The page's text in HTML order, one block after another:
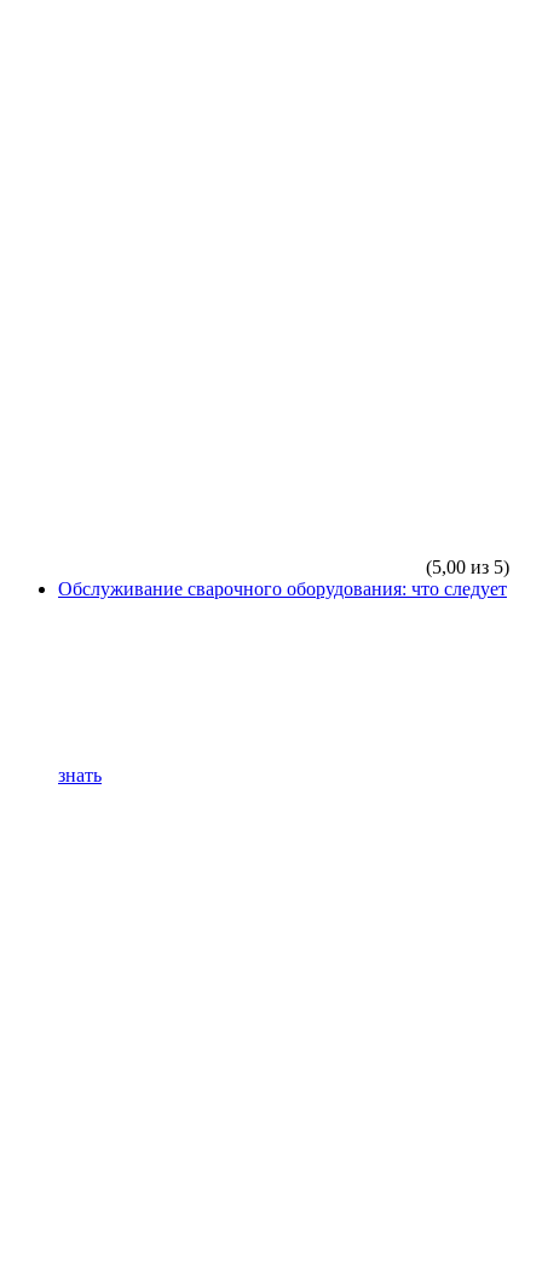
(5,00 из 5)
Обслуживание сварочного оборудования: что следует
знать